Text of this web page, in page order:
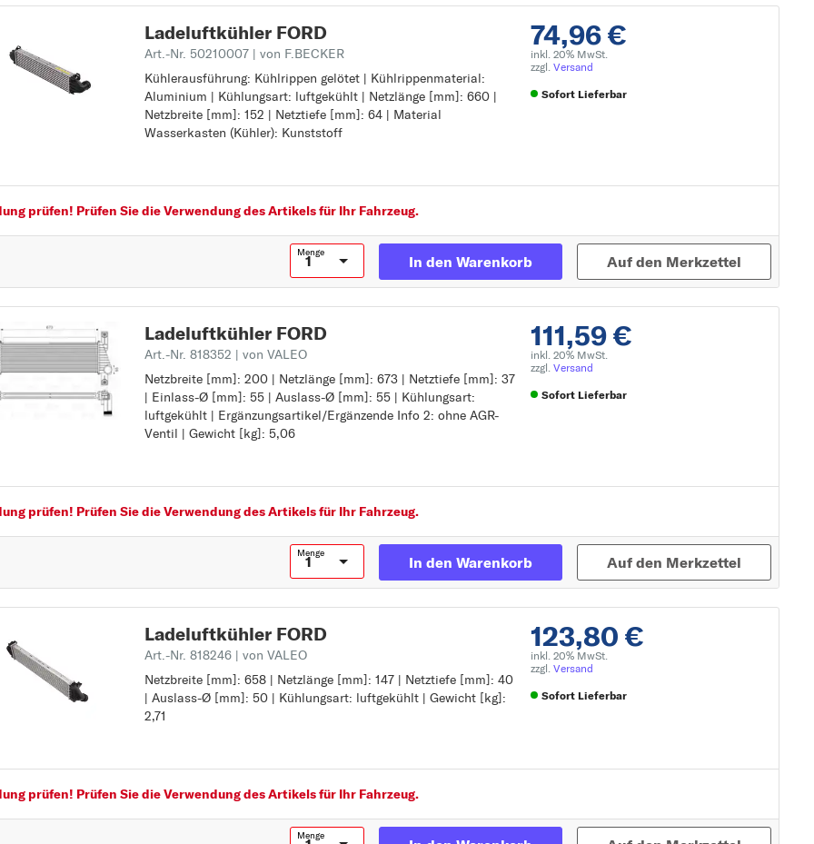
B
B-MAX
CAPRI
COURIER
E
ESCORT
F
FIESTA
FOCUS
FOCUS C-MAX
G
GALAXY
MONDEO
R
RANGER
S
74,96 €
inkl. 20% MwSt.
zzgl. Versand
Sofort Lieferbar
Ladeluftkühler FORD
Art.-Nr. 50210007 | von F.BECKER
Kühlerausführung: Kühlrippen gelötet | Kühlrippenmaterial:
Aluminium | Kühlungsart: luftgekühlt | Netzlänge [mm]: 660 |
Netzbreite [mm]: 152 | Netztiefe [mm]: 64 | Material
Wasserkasten (Kühler): Kunststoff
Kühlerausführung: Kühlrippen gelötet
Kühlrippenmaterial: Aluminium
Kühlungsart: luftgekühlt
Netzlänge [mm]: 660
Material Wasserkasten (Kühler): Kunststoff
prüfen! Prüfen Sie die Verwendung des Artikels für Ihr Fahrzeug.
Menge
In den Warenkorb Auf den Merkzettel
111,59 €
inkl. 20% MwSt.
zzgl. Versand
Sofort Lieferbar
Ladeluftkühler FORD
Art.-Nr. 818352 | von VALEO
Netzbreite [mm]: 200 | Netzlänge [mm]: 673 | Netztiefe [mm]: 37
| Einlass-Ø [mm]: 55 | Auslass-Ø [mm]: 55 | Kühlungsart:
luftgekühlt | Ergänzungsartikel/Ergänzende Info 2: ohne AGR-
Ventil | Gewicht [kg]: 5,06
Netzbreite [mm]: 200
Netzlänge [mm]: 673
Netztiefe [mm]: 37
Einlass-Ø [mm]: 55
Ergänzungsartikel/Ergänzende Info 2: ohne AGR-Ventil
Gewicht [kg]: 5,06
prüfen! Prüfen Sie die Verwendung des Artikels für Ihr Fahrzeug.
Menge
In den Warenkorb Auf den Merkzettel
123,80 €
inkl. 20% MwSt.
zzgl. Versand
Sofort Lieferbar
Ladeluftkühler FORD
Art.-Nr. 818246 | von VALEO
Netzbreite [mm]: 658 | Netzlänge [mm]: 147 | Netztiefe [mm]: 40
| Auslass-Ø [mm]: 50 | Kühlungsart: luftgekühlt | Gewicht [kg]:
2,71
Netzbreite [mm]: 658
Netzlänge [mm]: 147
Netztiefe [mm]: 40
Gewicht [kg]: 2,71
prüfen! Prüfen Sie die Verwendung des Artikels für Ihr Fahrzeug.
Menge